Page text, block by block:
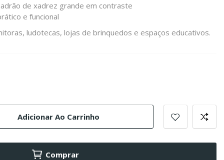
de xadrez grande em contraste
e funcional
ludotecas, lojas de brinquedos e espaços educativos.
Adicionar Ao Carrinho
Comprar